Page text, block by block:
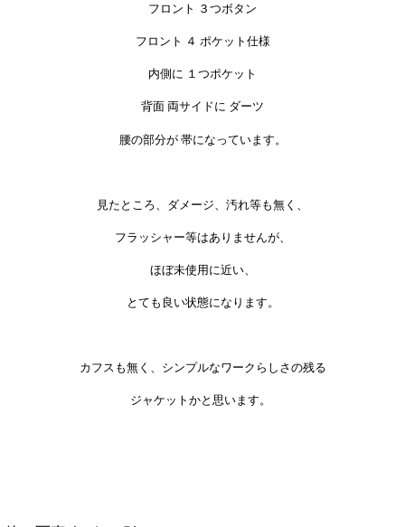
フロント ３つボタン
フロント ４ ポケット仕様
内側に １つポケット
背面 両サイドに ダーツ
腰の部分が 帯になっています。
見たところ、ダメージ、汚れ等も無く、
フラッシャー等はありませんが、
ほぼ未使用に近い、
とても良い状態になります。
カフスも無く、シンプルなワークらしさの残る
ジャケットかと思います。